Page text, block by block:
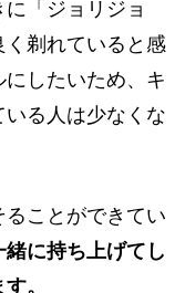
「ジョリジョ
く剃れていると感
したいため、キ
る人は少なくな
ることができてい
に持ち上げてし
。